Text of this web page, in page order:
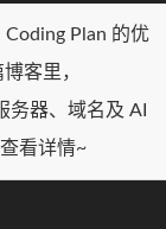
Plan 的优
客里，
务器、域名及 AI
看详情~